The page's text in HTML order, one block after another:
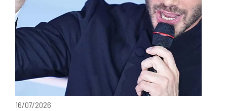
16/07/2026